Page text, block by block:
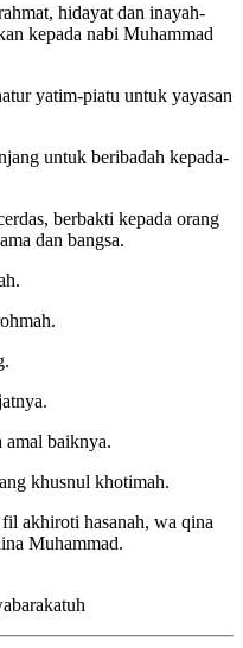
hidayat dan inayah-
kepada nabi Muhammad
yatim-piatu untuk yayasan
untuk beribadah kepada-
berbakti kepada orang
dan bangsa.
amal baiknya.
khusnul khotimah.
akhiroti hasanah, wa qina
Muhammad.